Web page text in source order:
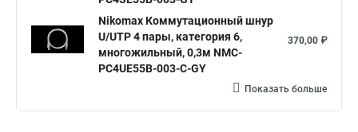
Nikomax Коммутационный шнур
U/UTP 4 пары, категория 6,
многожильный, 0,3м NMC-
PC4UE55B-003-C-GY
370,00 ₽
Показать больше